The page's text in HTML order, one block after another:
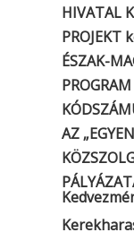
HIVATAL
PROJEKT
ÉSZAK-
AZ